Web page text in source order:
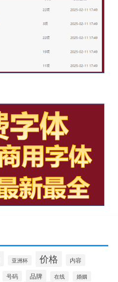
亚洲杯 价格 内容
号码 品牌 在线 婚姻